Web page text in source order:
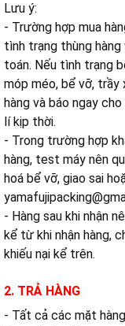
Lưu ý:
- Trường hợp mua
tình trạng thùng
toán. Nếu tình trạng
móp méo, bể vỡ, trầy
hàng và báo ngay
lí kịp thời.
- Trong trường hợp
hàng, test máy nên
hoá bể vỡ, giao sai
- Hàng sau khi nhận
kể từ khi nhận hàng,
khiếu nại kể trên.
2. TRẢ HÀNG
- Tất cả các mặt